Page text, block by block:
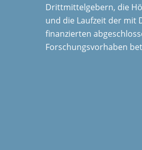
Drittmittelgebern, die
und die Laufzeit der mit
finanzierten
Forschungsvorhaben